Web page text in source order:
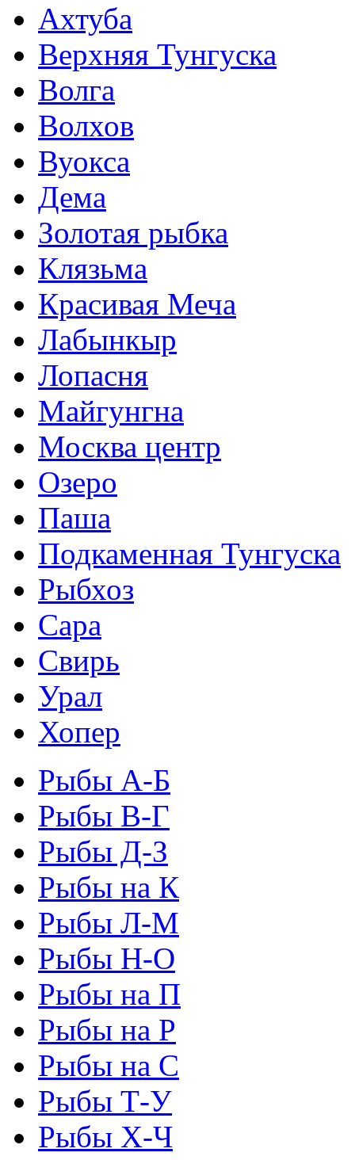
Ахтуба
Верхняя Тунгуска
Волга
Волхов
Вуокса
Дема
Золотая рыбка
Клязьма
Красивая Меча
Лабынкыр
Лопасня
Майгунгна
Москва центр
Озеро
Паша
Подкаменная Тунгуска
Рыбхоз
Сара
Свирь
Урал
Хопер
Рыбы А-Б
Рыбы В-Г
Рыбы Д-З
Рыбы на К
Рыбы Л-М
Рыбы Н-О
Рыбы на П
Рыбы на Р
Рыбы на С
Рыбы Т-У
Рыбы Х-Ч